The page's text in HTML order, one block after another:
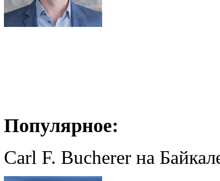
Популярное:
Carl F. Bucherer на